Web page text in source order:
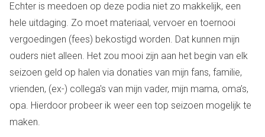
Echter is meedoen op deze podia niet zo makkelijk, een
hele uitdaging. Zo moet materiaal, vervoer en toernooi
vergoedingen (fees) bekostigd worden. Dat kunnen mijn
ouders niet alleen. Het zou mooi zijn aan het begin van elk
seizoen geld op halen via donaties van mijn fans, familie,
vrienden, (ex-) collega's van mijn vader, mijn mama, oma’s,
opa. Hierdoor probeer ik weer een top seizoen mogelijk te
maken.